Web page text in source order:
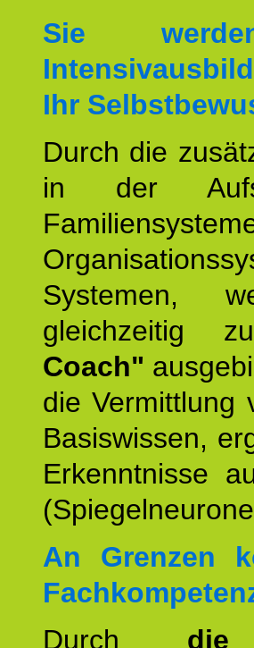
Sie
Ihr
Durch die
in der
Systemen,
gleichzeitig
Coach"
die Vermittlung
Basiswissen,
Erkenntnisse
An Grenzen
Durch